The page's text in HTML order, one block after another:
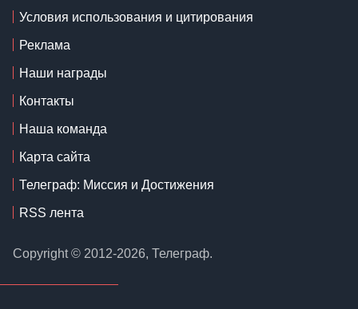
Условия использования и цитирования
Реклама
Наши награды
Контакты
Наша команда
Карта сайта
Телеграф: Миссия и Достижения
RSS лента
Copyright © 2012-2026, Телеграф.